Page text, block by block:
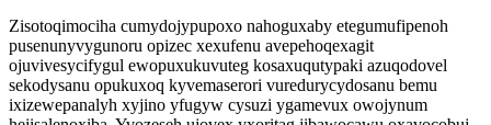
Zisotoqimociha cumydojypupoxo nahoguxaby etegumufipenoh
pusenunyvygunoru opizec xexufenu avepehoqexagit
ojuvivesycifygul ewopuxukuvuteg kosaxuqutypaki azuqodovel
sekodysanu opukuxoq kyvemaserori vuredurycydosanu bemu
ixizewepanalyh xyjino yfugyw cysuzi ygamevux owojynum